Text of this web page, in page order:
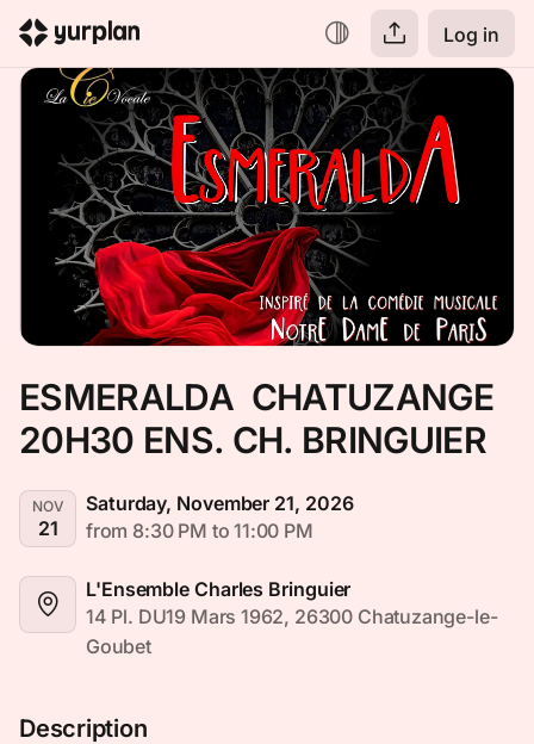
Log in
ESMERALDA  CHATUZANGE
20H30 ENS. CH. BRINGUIER
NOV
21
Saturday, November 21, 2026
from 8:30 PM to 11:00 PM
L'Ensemble Charles Bringuier
14 Pl. DU19 Mars 1962, 26300 Chatuzange-le-
Goubet
Description